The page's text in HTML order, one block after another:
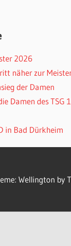
2026
näher zur
der Damen
Damen des TSG
in Bad Dürkheim
Wellington by